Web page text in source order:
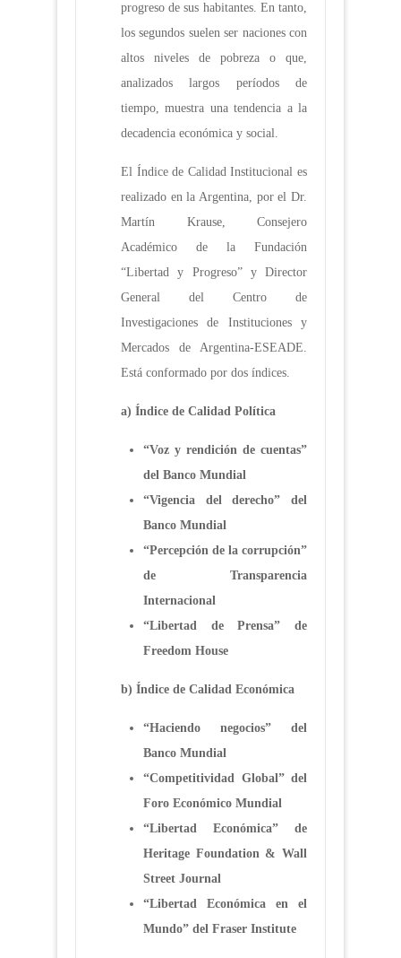
progreso de sus habitantes. En tanto,
los segundos suelen ser naciones con
altos niveles de pobreza o que,
analizados largos períodos de
tiempo, muestra una tendencia a la
decadencia económica y social.
El Índice de Calidad Institucional es
realizado en la Argentina, por el Dr.
Martín Krause, Consejero
Académico de la Fundación
“Libertad y Progreso” y Director
General del Centro de
Investigaciones de Instituciones y
Mercados de Argentina-ESEADE.
Está conformado por dos índices.
a) Índice de Calidad Política
“Voz y rendición de cuentas”
del Banco Mundial
“Vigencia del derecho” del
Banco Mundial
“Percepción de la corrupción”
de Transparencia
Internacional
“Libertad de Prensa” de
Freedom House
b) Índice de Calidad Económica
“Haciendo negocios” del
Banco Mundial
“Competitividad Global” del
Foro Económico Mundial
“Libertad Económica” de
Heritage Foundation & Wall
Street Journal
“Libertad Económica en el
Mundo” del Fraser Institute